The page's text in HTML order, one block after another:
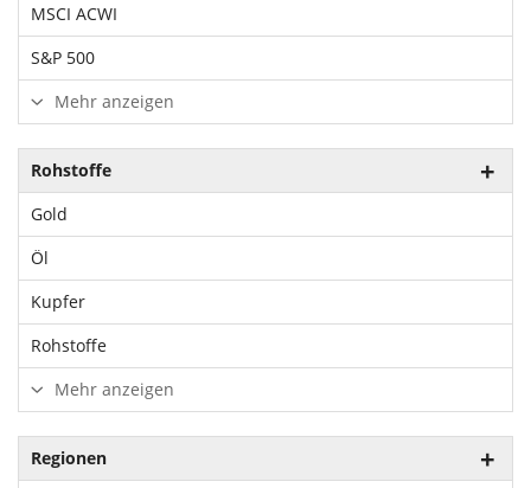
MSCI ACWI
S&P 500
Mehr anzeigen
Rohstoffe
Gold
Öl
Kupfer
Rohstoffe
Mehr anzeigen
Regionen